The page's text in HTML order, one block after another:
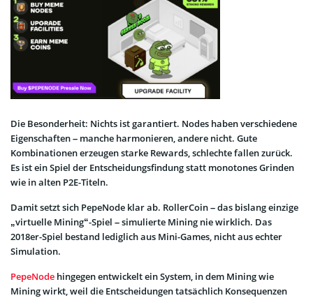
Die Besonderheit: Nichts ist garantiert. Nodes haben verschiedene
Eigenschaften – manche harmonieren, andere nicht. Gute
Kombinationen erzeugen starke Rewards, schlechte fallen zurück.
Es ist ein Spiel der Entscheidungsfindung statt monotones Grinden
wie in alten P2E-Titeln.
Damit setzt sich PepeNode klar ab. RollerCoin – das bislang einzige
„virtuelle Mining“-Spiel – simulierte Mining nie wirklich. Das
2018er-Spiel bestand lediglich aus Mini-Games, nicht aus echter
Simulation.
PepeNode hingegen entwickelt ein System, in dem Mining wie
Mining wirkt, weil die Entscheidungen tatsächlich Konsequenzen